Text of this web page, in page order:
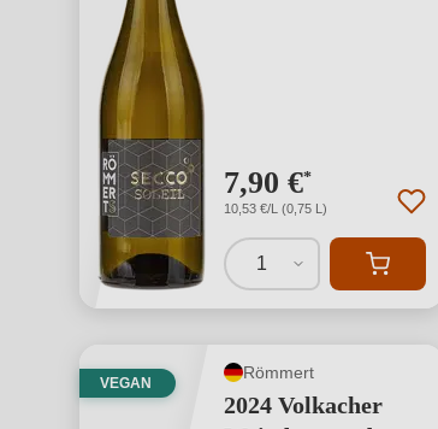
7,90 €*
10,53 €/L (0,75 L)
1
VEGAN
Römmert
2024 Volkacher